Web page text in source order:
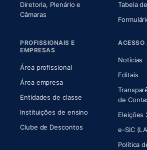
Diretoria, Plenário e
Câmaras(abre em nova aba)
Tabela
PROFISSIONAIS E
EMPRESAS
Área profissional
Área empresa
Entidades de classe
Instituições de ensino
Clube de Descontos
ACESSO
Notícias
Editais
de
Eleições
e-SIC
Política